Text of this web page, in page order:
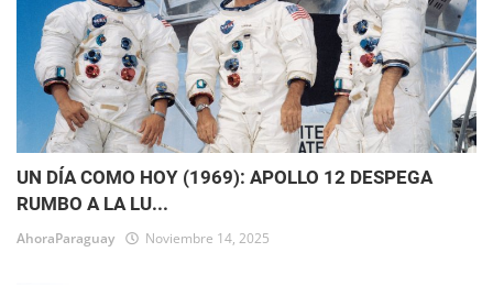
UN DÍA COMO HOY (1969): APOLLO 12 DESPEGA
RUMBO A LA LU...
AhoraParaguay Noviembre 14, 2025